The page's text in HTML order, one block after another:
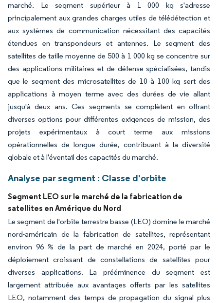
marché. Le segment supérieur à 1 000 kg s'adresse
principalement aux grandes charges utiles de télédétection et
aux systèmes de communication nécessitant des capacités
étendues en transpondeurs et antennes. Le segment des
satellites de taille moyenne de 500 à 1 000 kg se concentre sur
des applications militaires et de défense spécialisées, tandis
que le segment des microsatellites de 10 à 100 kg sert des
applications à moyen terme avec des durées de vie allant
jusqu'à deux ans. Ces segments se complètent en offrant
diverses options pour différentes exigences de mission, des
projets expérimentaux à court terme aux missions
opérationnelles de longue durée, contribuant à la diversité
globale et à l'éventail des capacités du marché.
Analyse par segment : Classe d'orbite
Segment LEO sur le marché de la fabrication de
satellites en Amérique du Nord
Le segment de l'orbite terrestre basse (LEO) domine le marché
nord-américain de la fabrication de satellites, représentant
environ 96 % de la part de marché en 2024, porté par le
déploiement croissant de constellations de satellites pour
diverses applications. La prééminence du segment est
largement attribuée aux avantages offerts par les satellites
LEO, notamment des temps de propagation du signal plus